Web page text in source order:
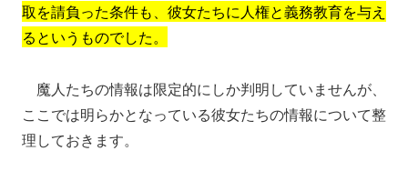
取を請負った条件も、彼女たちに人権と義務教育を与え
るというものでした。
魔人たちの情報は限定的にしか判明していませんが、
ここでは明らかとなっている彼女たちの情報について整
理しておきます。